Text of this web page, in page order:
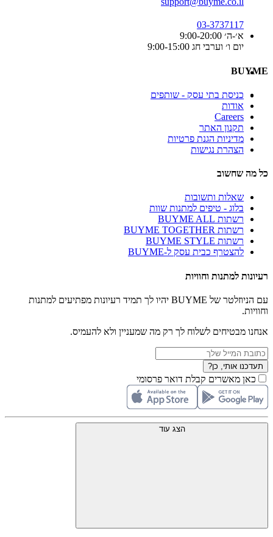
03-3737117
א׳-ה׳ 9:00-20:00
יום ו׳ וערבי חג 9:00-15:00
BUYME
כניסת בתי עסק - שותפים
אודות
Careers
תקנון האתר
מדיניות הגנת פרטיות
הצהרת נגישות
כל מה שחשוב
שאלות ותשובות
בלוג - טיפים למתנות שוות
רשתות BUYME ALL
רשתות BUYME TOGETHER
רשתות BUYME STYLE
להצטרף כבית עסק ל-BUYME
רעיונות למתנות וחוויות
עם הניוזלטר של BUYME יהיו לך תמיד רעיונות מפתיעים למתנות
וחוויות.
אנחנו מבטיחים לשלוח לך רק מה שמעניין ולא להעמיס.
תעדכנו אותי, כן?
כאן מאשרים קבלת דואר פרסומי
הצג עוד